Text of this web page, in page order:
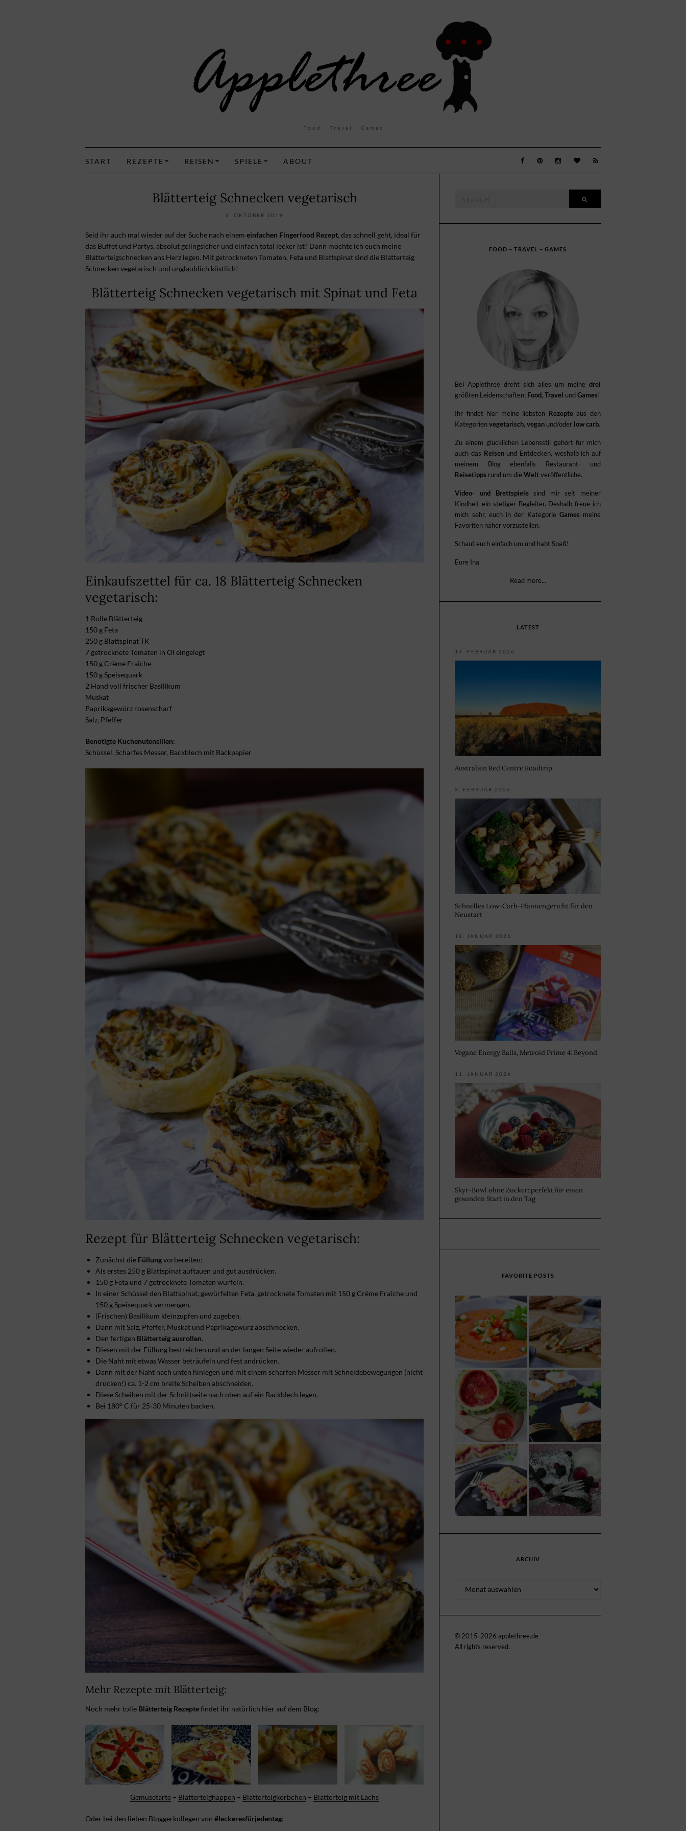
Food | Travel | Games
START REZEPTE REISEN SPIELE ABOUT
Blätterteig Schnecken vegetarisch
6. OKTOBER 2019
Seid ihr auch mal wieder auf der Suche nach einem einfachen Fingerfood Rezept, das schnell geht, ideal für
das Buffet und Partys, absolut gelingsicher und einfach total lecker ist? Dann möchte ich euch meine
Blätterteigschnecken ans Herz legen. Mit getrockneten Tomaten, Feta und Blattspinat sind die Blätterteig
Schnecken vegetarisch und unglaublich köstlich!
Blätterteig Schnecken vegetarisch mit Spinat und Feta
Einkaufszettel für ca. 18 Blätterteig Schnecken
vegetarisch:
1 Rolle Blätterteig
150 g Feta
250 g Blattspinat TK
7 getrocknete Tomaten in Öl eingelegt
150 g Crème Fraîche
150 g Speisequark
2 Hand voll frischer Basilikum
Muskat
Paprikagewürz rosenscharf
Salz, Pfeffer
Benötigte Küchenutensilien:
Schüssel, Scharfes Messer, Backblech mit Backpapier
Rezept für Blätterteig Schnecken vegetarisch:
Zunächst die Füllungvorbereiten:
Als erstes 250 g Blattspinat auftauen und gut ausdrücken.
150 g Feta und 7 getrocknete Tomaten würfeln.
In einer Schüssel den Blattspinat, gewürfelten Feta, getrocknete Tomaten mit 150 g Créme Fraîche und
150 g Speisequark vermengen.
(Frischen) Basilikum kleinzupfen und zugeben.
Dann mit Salz, Pfeffer, Muskat und Paprikagewürz abschmecken.
Den fertigen Blätterteig ausrollen.
Diesen mit der Füllung bestreichen und an der langen Seite wieder aufrollen.
Die Naht mit etwas Wasser beträufeln und fest andrücken.
Dann mit der Naht nach unten hinlegen und mit einem scharfen Messer mit Schneidebewegungen (nicht
drücken!) ca. 1-2 cm breite Scheiben abschneiden.
Diese Scheiben mit der Schnittseite nach oben auf ein Backblech legen.
Bei 180° C für 25-30 Minuten backen.
Mehr Rezepte mit Blätterteig:
Noch mehr tolle Blätterteig Rezeptefindet ihr natürlich hier auf dem Blog:
Gemüsetarte – Blätterteighappen – Blätterteigkörbchen – Blätterteig mit Lachs
Oder bei den lieben Bloggerkollegen von #leckeresfürjedentag:
FOOD – TRAVEL – GAMES
Bei Applethree dreht sich alles um meine drei
größten Leidenschaften: Food,Travel undGames!
Ihr findet hier meine liebsten Rezepteaus den
Kategorienvegetarisch,vegan und/oder low carb.
Zu einem glücklichen Lebensstil gehört für mich
auch das Reisenund Entdecken, weshalb ich auf
meinem Blog ebenfalls Restaurant- und
Reisetipps rund um dieWeltveröffentliche.
Video- und Brettspielesind mir seit meiner
Kindheit ein stetiger Begleiter. Deshalb freue ich
mich sehr, euch in der Kategorie Games meine
Favoriten näher vorzustellen.
Schaut euch einfach um und habt Spaß!
Eure Ina
Read more...
LATEST
14. FEBRUAR 2026
Australien Red Centre Roadtrip
3. FEBRUAR 2026
Schnelles Low-Carb-Pfannengericht für den
Neustart
18. JANUAR 2026
Vegane Energy Balls, Metroid Prime 4: Beyond
11. JANUAR 2026
Skyr-Bowl ohne Zucker: perfekt für einen
gesunden Start in den Tag
FAVORITE POSTS
ARCHIV
© 2015-2026 applethree.de
All rights reserved.